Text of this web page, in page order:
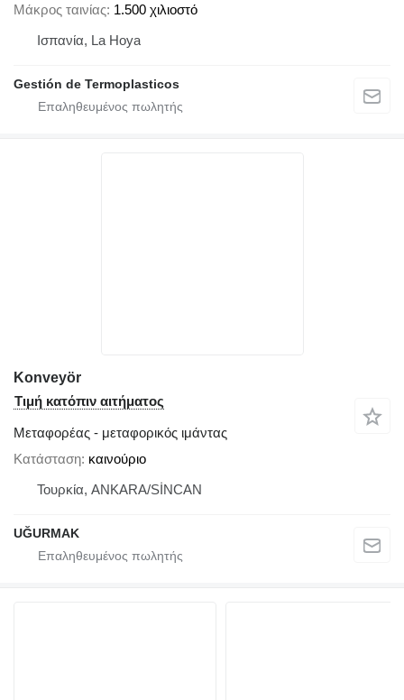
Μάκρος ταινίας 1.500 χιλιοστό
Ισπανία, La Hoya
Gestión de Termoplasticos
Konveyör
Τιμή κατόπιν αιτήματος
Μεταφορέας - μεταφορικός ιμάντας
Κατάσταση καινούριο
Τουρκία, ANKARA/SİNCAN
UĞURMAK